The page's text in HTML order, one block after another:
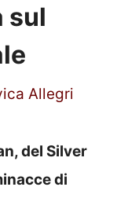
sul
Allegri
del Silver
di